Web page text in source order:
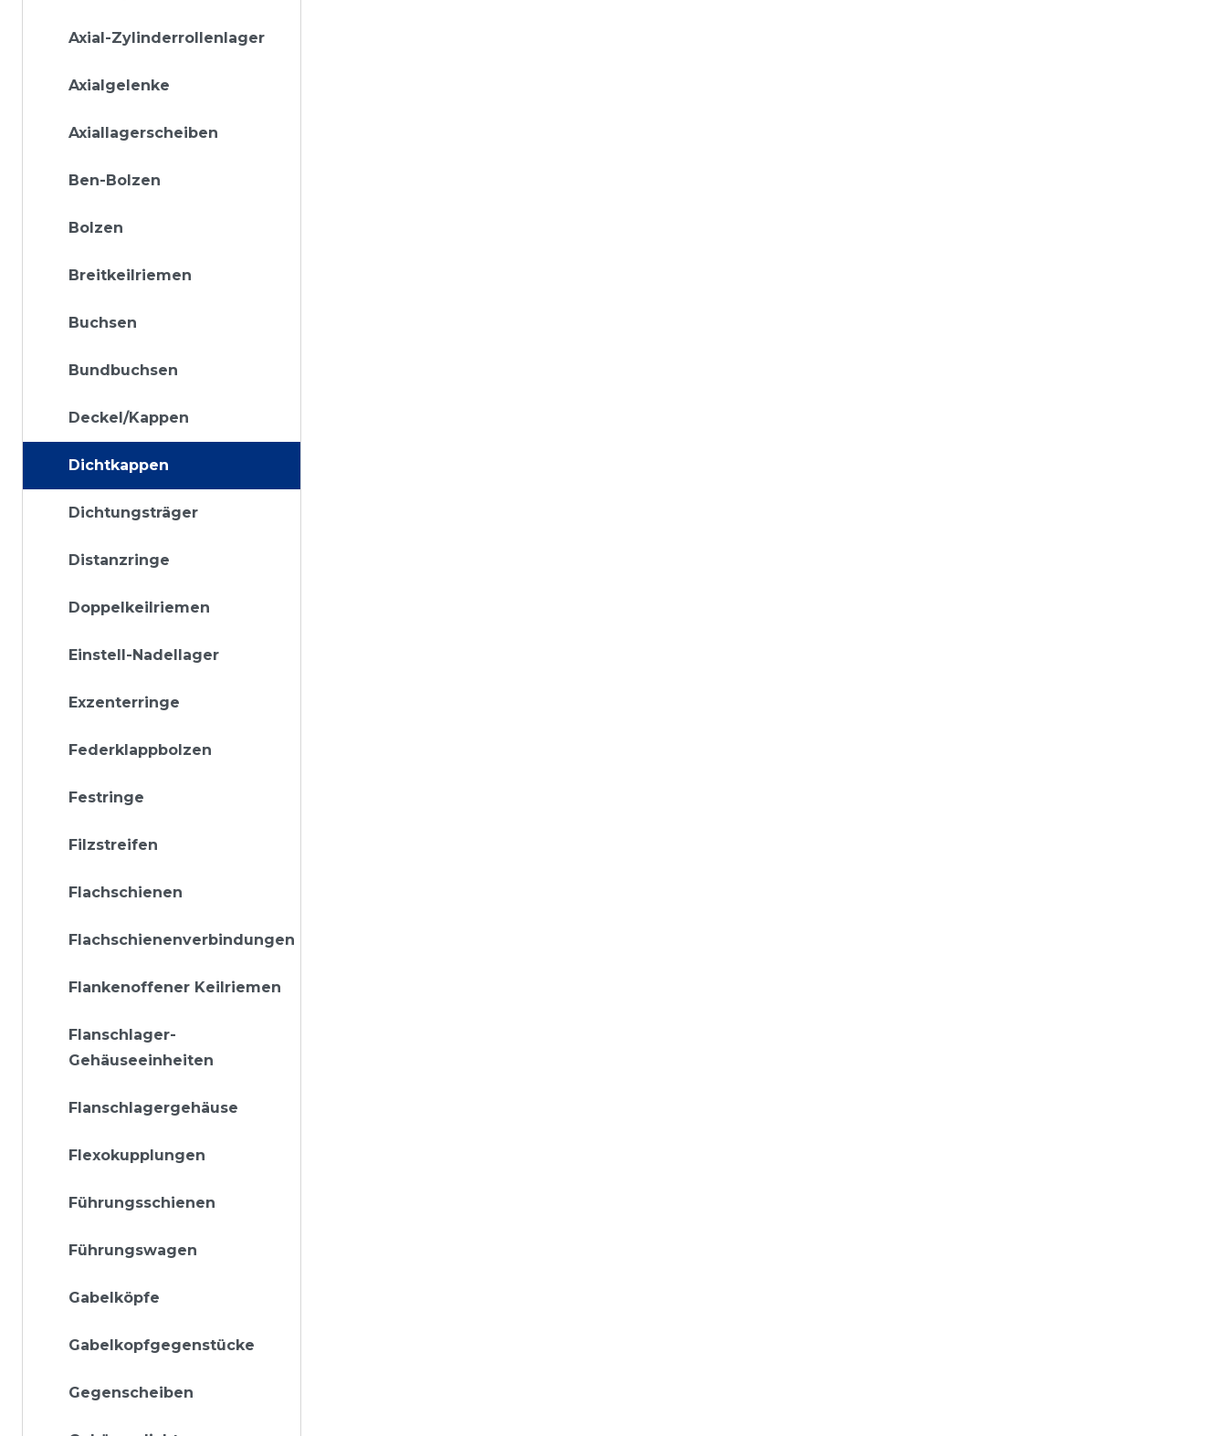
Axial-Zylinderrollenlager
Axialgelenke
Axiallagerscheiben
Ben-Bolzen
Bolzen
Breitkeilriemen
Buchsen
Bundbuchsen
Deckel/Kappen
Dichtkappen
Dichtungsträger
Distanzringe
Doppelkeilriemen
Einstell-Nadellager
Exzenterringe
Federklappbolzen
Festringe
Filzstreifen
Flachschienen
Flachschienenverbindungen
Flankenoffener Keilriemen
Flanschlager-
Gehäuseeinheiten
Flanschlagergehäuse
Flexokupplungen
Führungsschienen
Führungswagen
Gabelköpfe
Gabelkopfgegenstücke
Gegenscheiben